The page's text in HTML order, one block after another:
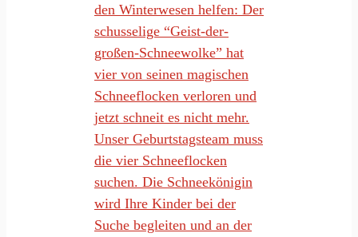
den Winterwesen helfen: Der
schusselige “Geist-der-
großen-Schneewolke” hat
vier von seinen magischen
Schneeflocken verloren und
jetzt schneit es nicht mehr.
Unser Geburtstagsteam muss
die vier Schneeflocken
suchen. Die Schneekönigin
wird Ihre Kinder bei der
Suche begleiten und an der